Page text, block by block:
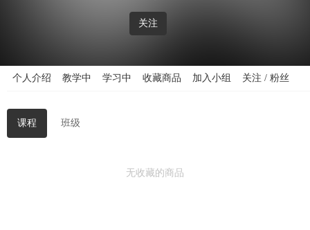
关注
个人介绍 教学中 学习中 收藏商品 加入小组 关注 / 粉丝
课程 班级
无收藏的商品